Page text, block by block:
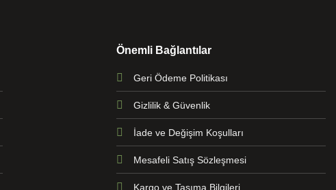
Önemli Bağlantılar
Geri Ödeme Politikası
Gizlilik & Güvenlik
İade ve Değişim Koşulları
Mesafeli Satış Sözleşmesi
Kargo ve Taşıma Bilgileri